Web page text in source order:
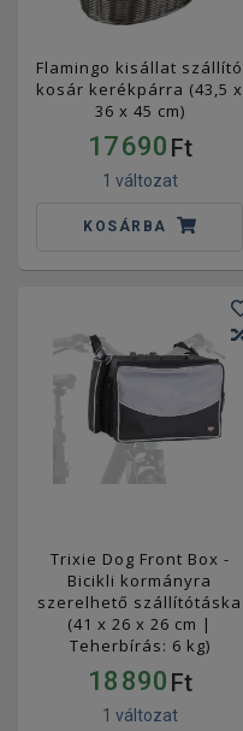
Flamingo kisállat szállító
kosár kerékpárra (43,5 x
36 x 45 cm)
17 690 Ft
1 változat
KOSÁRBA
Trixie Dog Front Box -
Bicikli kormányra
szerelhető szállítótáska
(41 x 26 x 26 cm |
Teherbírás: 6 kg)
18 890 Ft
1 változat